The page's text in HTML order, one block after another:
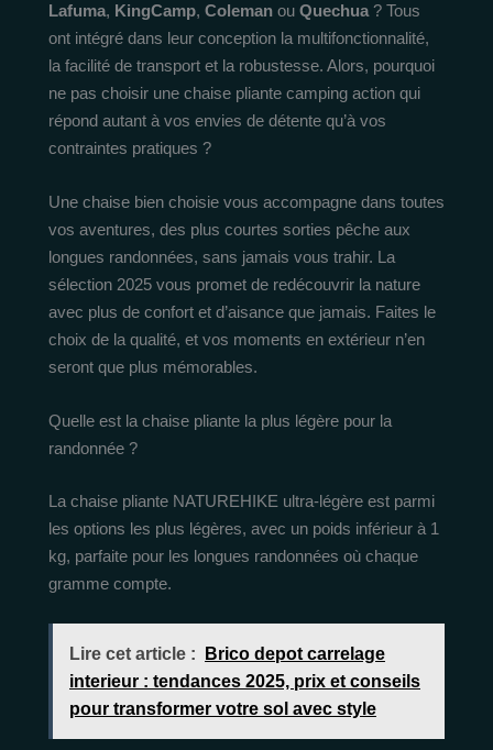
Lafuma, KingCamp, Coleman ou Quechua? Tous
ont intégré dans leur conception la multifonctionnalité,
la facilité de transport et la robustesse. Alors, pourquoi
ne pas choisir une chaise pliante camping action qui
répond autant à vos envies de détente qu’à vos
contraintes pratiques ?
Une chaise bien choisie vous accompagne dans toutes
vos aventures, des plus courtes sorties pêche aux
longues randonnées, sans jamais vous trahir. La
sélection 2025 vous promet de redécouvrir la nature
avec plus de confort et d’aisance que jamais. Faites le
choix de la qualité, et vos moments en extérieur n’en
seront que plus mémorables.
Quelle est la chaise pliante la plus légère pour la
randonnée ?
La chaise pliante NATUREHIKE ultra-légère est parmi
les options les plus légères, avec un poids inférieur à 1
kg, parfaite pour les longues randonnées où chaque
gramme compte.
Lire cet article :
Brico depot carrelage
interieur : tendances 2025, prix et conseils
pour transformer votre sol avec style